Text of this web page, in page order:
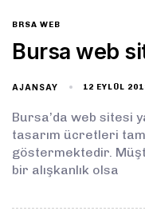
BRSA WEB
Bursa web
AJANSAY 12 EYLÜL
Bursa’da web sitesi
tasarım ücretleri
göstermektedir.
bir alışkanlık olsa